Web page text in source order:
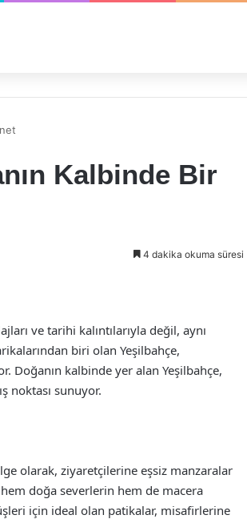
Kalbinde Bir
4 dakika okuma süresi
ve tarihi kalıntılarıyla değil, aynı
biri olan Yeşilbahçe,
Doğanın kalbinde yer alan Yeşilbahçe,
noktası sunuyor.
olarak, ziyaretçilerine eşsiz manzaralar
doğa severlerin hem de macera
için ideal olan patikalar, misafirlerine